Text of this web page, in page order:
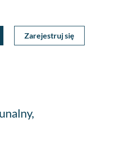
Zarejestruj się